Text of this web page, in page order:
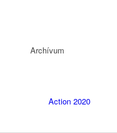
Archívum
Action 2020